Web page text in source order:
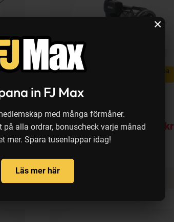
in FJ Max
med många förmåner.
på alla ordrar, bonuscheck varje månad
mer. Spara tusenlappar idag!
Läs mer här
×
rea
kr
Tillfällig rea
Okuma
Classic Pro XPD-20Da Line
Counter trollingrulle högervevad
REA pris:
849 kr